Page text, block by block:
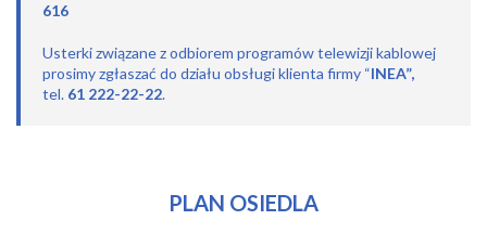
616
Usterki związane z odbiorem programów telewizji kablowej
prosimy zgłaszać do działu obsługi klienta firmy “INEA”,
tel. 61 222-22-22.
PLAN OSIEDLA